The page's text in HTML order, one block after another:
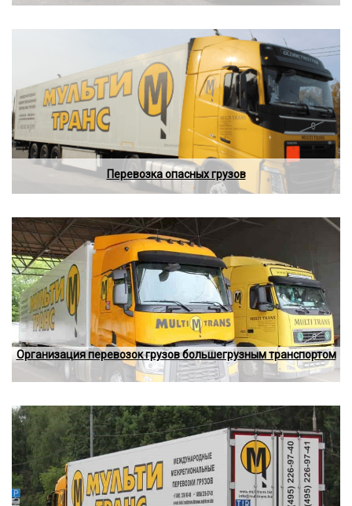
Перевозка опасных грузов
Организация перевозок грузов большегрузным транспортом